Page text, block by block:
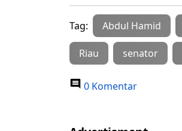
Tag: Abdul Hamid
Riau senator
0 Komentar